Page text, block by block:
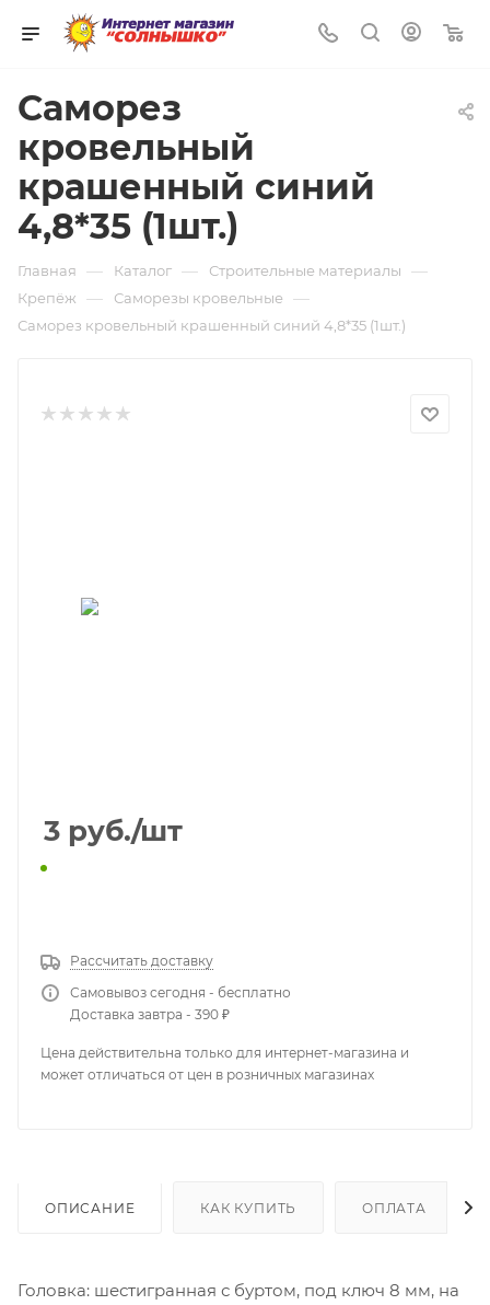
Саморез
кровельный
крашенный синий
4,8*35 (1шт.)
Главная — Каталог — Строительные материалы —
Крепёж — Саморезы кровельные —
Саморез кровельный крашенный синий 4,8*35 (1шт.)
3 руб./шт
Рассчитать доставку
Самовывоз сегодня - бесплатно
Доставка завтра - 390 ₽
Цена действительна только для интернет-магазина и
может отличаться от цен в розничных магазинах
ОПИСАНИЕ КАК КУПИТЬ ОПЛАТА
Головка: шестигранная с буртом, под ключ 8 мм, на